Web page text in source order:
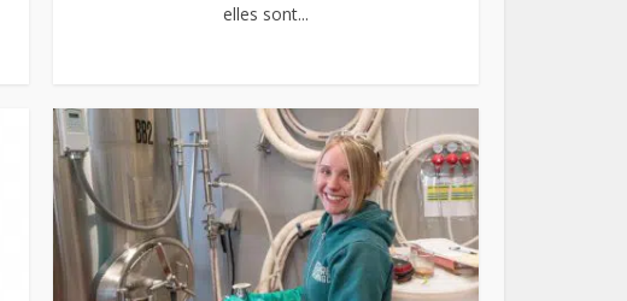
elles sont...